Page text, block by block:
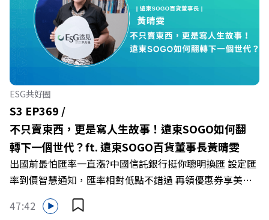
🔺你的自我價值，難道只能由考績和主管來決定？ 🔺你或
你的同事，正在用哪種「不一致」的姿態應對壓力？ 🔺如
何在中高壓的「三明治主管」困境中全身而退？ 主持人／
遠見雜誌總編輯 林讓均 與談人／薩提爾模式溝通引導師、
作者 李崇義、謝佳芸 +++++ 🫧清除腦袋的盲點，也順手理
清生活的雜亂。 點開看質感養成術>>
https://gvmkt.pse.is/9al3px ✨關注《遠見》更多的社群：
LINE：https://reurl.cc/A4ELQp IG：
https://bit.ly/3AjBWNV YT：https://bit.ly/38jNi9k
Powered by Firstory Hosting
ESG共好圈
S3 EP369 /
不只賣東西，更是寫人生故事！遠東SOGO如何翻
轉下一個世代？ft. 遠東SOGO百貨董事長黃晴雯
出國前最怕匯率一直漲?中國信託銀行挺你聰明換匯 設定匯
率到價智慧通知，匯率相對低點不錯過 再領優惠券享美金
最高減3分等優惠 立即設定： https://fstry.pse.is/9d7lr7
投資外幣如幣別轉換可能產生匯兌損失，應評估涉及自身情
47:42